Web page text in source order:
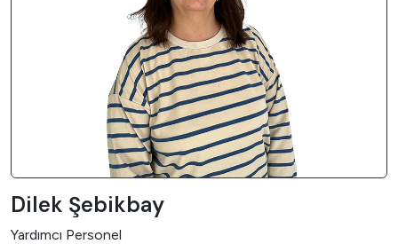
Dilek Şebikbay
Yardımcı Personel